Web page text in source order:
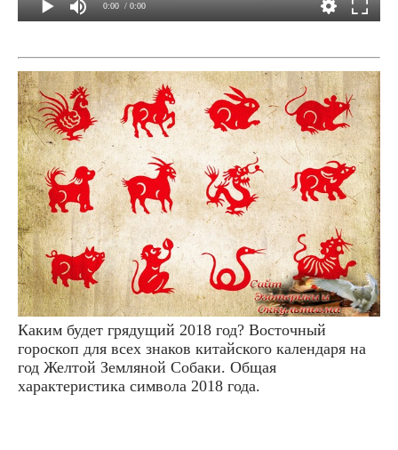
0:00 / 0:00
Каким будет грядущий 2018 год? Восточный
гороскоп для всех знаков китайского календаря на
год Желтой Земляной Собаки. Общая
характеристика символа 2018 года.